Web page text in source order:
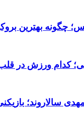
چگونه بهترین
کدام ورزش در
سالاروند؛